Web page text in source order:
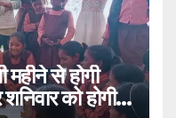
से होगी
को होगी